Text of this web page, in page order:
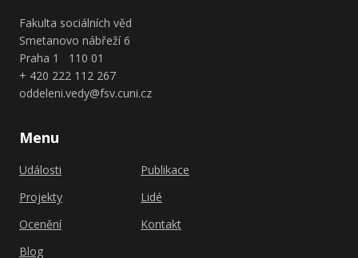
Fakulta sociálních věd
Smetanovo nábřeží 6
Praha 1 110 01
+ 420 222 112 267
oddeleni.vedy@fsv.cuni.cz
Menu
Události
Projekty
Ocenění
Blog
Publikace
Lidé
Kontakt